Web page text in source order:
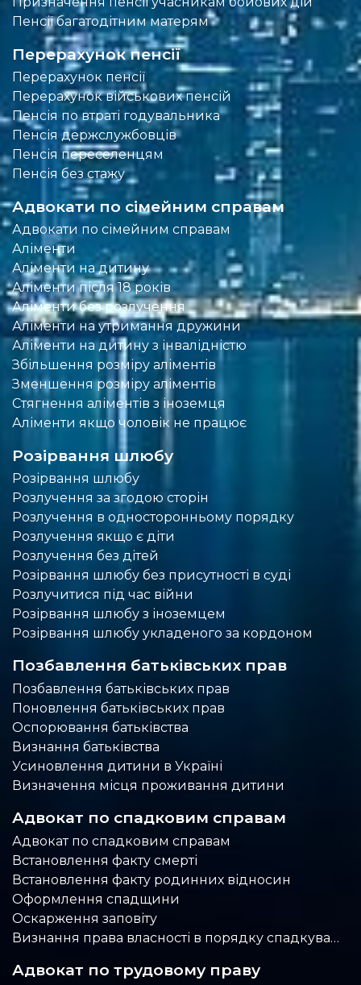
Пенсії багатодітним матерям
Перерахунок пенсії
Перерахунок пенсії
Перерахунок військових пенсій
Пенсія по втраті годувальника
Пенсія держслужбовців
Пенсія переселенцям
Пенсія без стажу
Адвокати по сімейним справам
Адвокати по сімейним справам
Аліменти
Аліменти на дитину
Аліменти після 18 років
Аліменти без розлучення
Аліменти на утримання дружини
Аліменти на дитину з інвалідністю
Збільшення розміру аліментів
Зменшення розміру аліментів
Стягнення аліментів з іноземця
Аліменти якщо чоловік не працює
Розірвання шлюбу
Розірвання шлюбу
Розлучення за згодою сторін
Розлучення в односторонньому порядку
Розлучення якщо є діти
Розлучення без дітей
Розірвання шлюбу без присутності в суді
Розлучитися під час війни
Розірвання шлюбу з іноземцем
Розірвання шлюбу укладеного за кордоном
Позбавлення батьківських прав
Позбавлення батьківських прав
Поновлення батьківських прав
Оспорювання батьківства
Визнання батьківства
Усиновлення дитини в Україні
Визначення місця проживання дитини
Адвокат по спадковим справам
Адвокат по спадковим справам
Встановлення факту смерті
Встановлення факту родинних відносин
Оформлення спадщини
Оскарження заповіту
Визнання права власності в порядку спадкування
Адвокат по трудовому праву